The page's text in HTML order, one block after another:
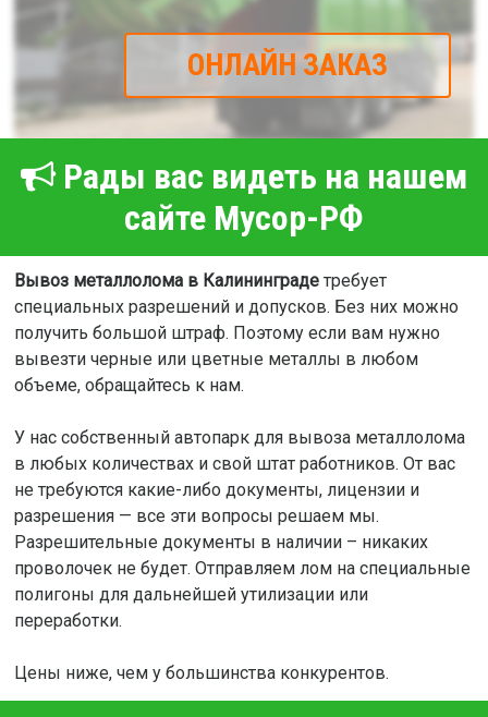
ОНЛАЙН ЗАКАЗ
Рады вас видеть на нашем
сайте Мусор-РФ
Вывоз металлолома в Калининградетребует
специальных разрешений и допусков. Без них можно
получить большой штраф. Поэтому если вам нужно
вывезти черные или цветные металлы в любом
объеме, обращайтесь к нам.
У нас собственный автопарк для вывоза металлолома
в любых количествах и свой штат работников. От вас
не требуются какие-либо документы, лицензии и
разрешения — все эти вопросы решаем мы.
Разрешительные документы в наличии – никаких
проволочек не будет. Отправляем лом на специальные
полигоны для дальнейшей утилизации или
переработки.
Цены ниже, чем у большинства конкурентов.